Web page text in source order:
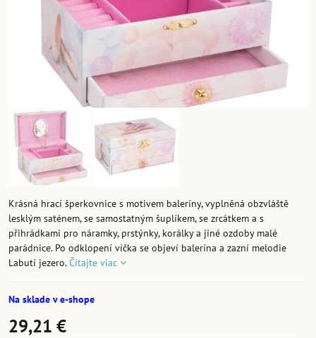
Krásná hrací šperkovnice s motivem baleríny, vyplněná obzvláště
lesklým saténem, se samostatným šuplíkem, se zrcátkem a s
přihrádkami pro náramky, prstýnky, korálky a jiné ozdoby malé
parádnice. Po odklopení víčka se objeví balerína a zazní melodie
Labutí jezero.Čítajte viac
Na sklade v e-shope
29,21 €